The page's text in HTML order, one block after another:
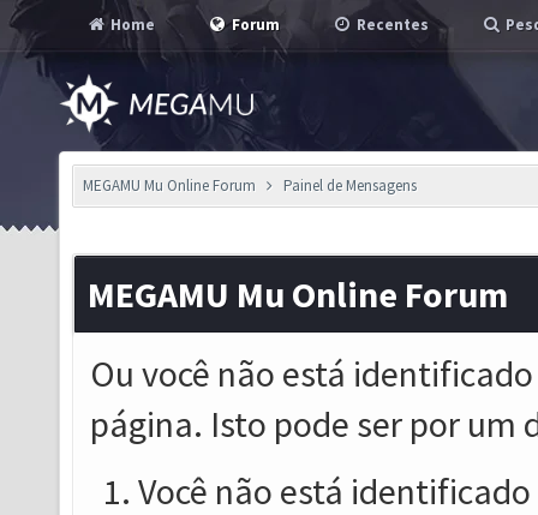
Home Forum Recentes
MEGAMU Mu Online Forum Painel de Mensagens
MEGAMU Mu Online Forum
Ou você não está
página. Isto pode ser por um
Você não está